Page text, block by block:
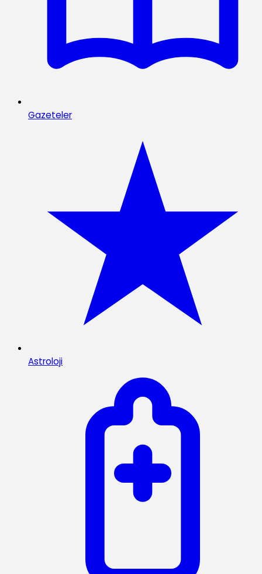
Gazeteler
Astroloji